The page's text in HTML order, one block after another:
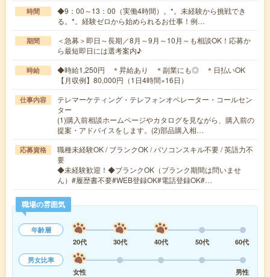
時間
◆9：00～13：00（実働4時間）。*。未経験から挑戦でき
る。*。経験ゼロから始められるお仕事！例…
期間
＜急募＞即日～長期／8月～9月～10月～も相談OK！応募か
ら最短即日には選考案内♪
時給
◆時給1,250円 ＊昇給あり ＊副業にも◎ ＊日払いOK
【月収例】80,000円（1日4時間×16日）
仕事内容
テレマーケティング・テレフォンオペレーター・コールセン
ター
(1)購入前相談ホームページやカタログを見ながら、購入前の
提案・アドバイスをします。(2)部品購入相…
応募資格
職種未経験OK / ブランクOK / パソコンスキル不要 / 英語力不
要
◆未経験歓迎！◆ブランクOK（ブランク期間は問いませ
ん）#履歴書不要#WEB登録OK#電話登録OK#…
職場の雰囲気
年齢層
20代
30代 40代 50代
60代
男女比率
女性
男性